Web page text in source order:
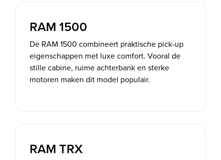
RAM 1500
De RAM 1500 combineert praktische pick-up
eigenschappen met luxe comfort. Vooral de
stille cabine, ruime achterbank en sterke
motoren maken dit model populair.
RAM TRX